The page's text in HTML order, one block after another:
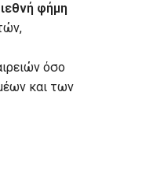
φήμη
όσο
και των